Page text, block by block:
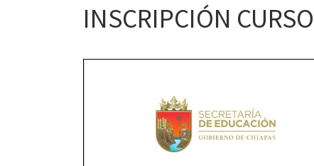
INSCRIPCIÓN